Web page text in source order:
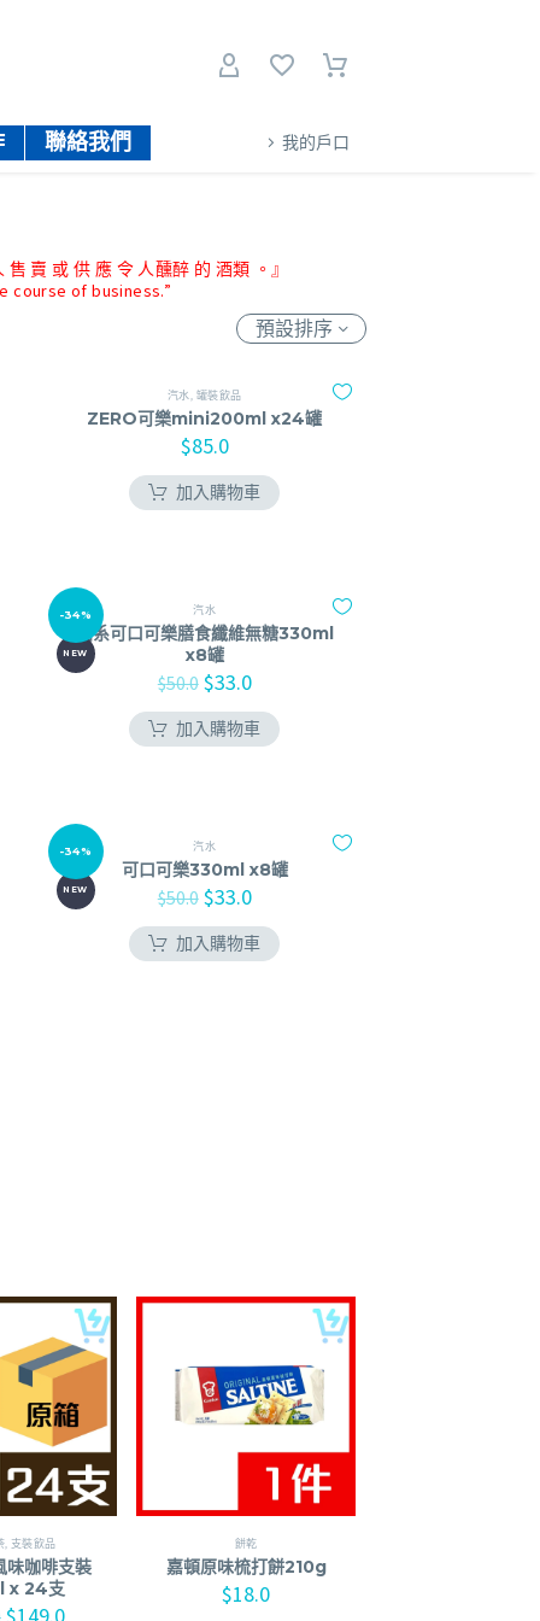
聯絡我們 我的戶口
賣 或 供 應 令 人醺醉 的 酒類 。』
course of business.”
預設排序
汽水 罐裝飲品
ZERO可樂mini200ml x24罐
$85.0
加入購物車
-34%
NEW
汽水
加系可口可樂膳食纖維無糖330ml
x8罐
$50.0 $33.0
加入購物車
-34%
NEW
汽水
可口可樂330ml x8罐
$50.0 $33.0
加入購物車
支裝飲品
味咖啡支裝
x 24支
$149.0
餅乾
嘉頓原味梳打餅210g
$18.0